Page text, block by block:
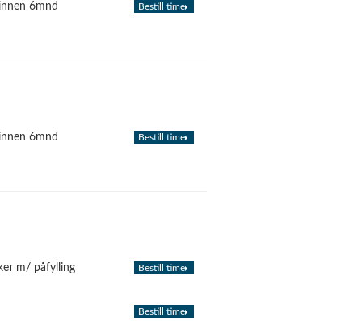
6mnd Bestill time
6mnd Bestill time
m/ påfylling Bestill time
Bestill time